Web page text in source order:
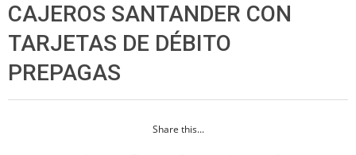
CAJEROS SANTANDER CON
TARJETAS DE DÉBITO
PREPAGAS
Share this...